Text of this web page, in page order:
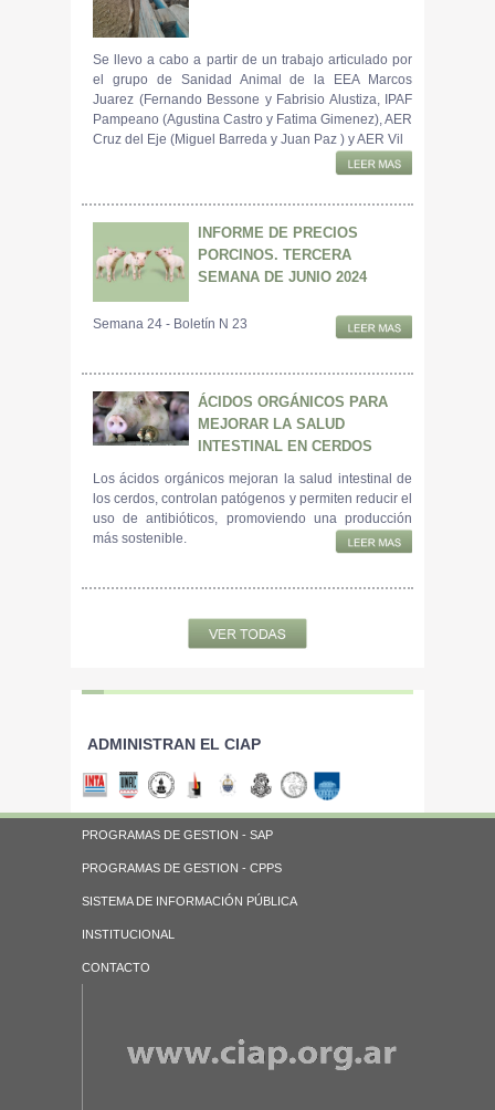
Se llevo a cabo a partir de un trabajo articulado por
el grupo de Sanidad Animal de la EEA Marcos
Juarez (Fernando Bessone y Fabrisio Alustiza, IPAF
Pampeano (Agustina Castro y Fatima Gimenez), AER
Cruz del Eje (Miguel Barreda y Juan Paz ) y AER Vil
INFORME DE PRECIOS
PORCINOS. TERCERA
SEMANA DE JUNIO 2024
Semana 24 - Boletín N 23
ÁCIDOS ORGÁNICOS PARA
MEJORAR LA SALUD
INTESTINAL EN CERDOS
Los ácidos orgánicos mejoran la salud intestinal de
los cerdos, controlan patógenos y permiten reducir el
uso de antibióticos, promoviendo una producción
más sostenible.
ADMINISTRAN EL CIAP
PROGRAMAS DE GESTION - SAP
PROGRAMAS DE GESTION - CPPS
SISTEMA DE INFORMACIÓN PÚBLICA
INSTITUCIONAL
CONTACTO